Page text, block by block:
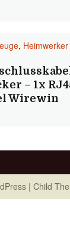
,
– 1x
Wirewin
| Child